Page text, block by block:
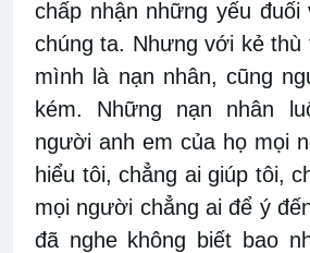
chấp nhận những yếu đuối
chúng ta. Nhưng với kẻ
mình là nạn nhân, cũng
kém. Những nạn nhân
người anh em của họ mọi
hiểu tôi, chẳng ai giúp tôi,
mọi người chẳng ai để ý
đã nghe không biết bao